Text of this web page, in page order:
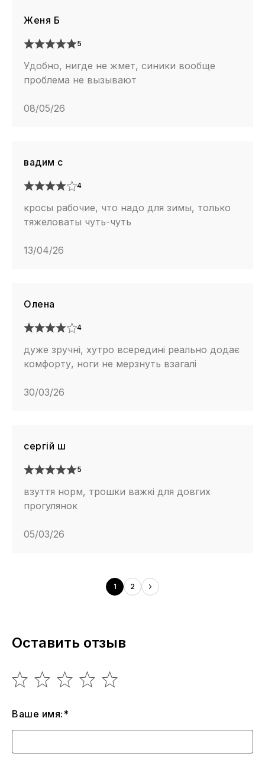
Женя Б
5
Удобно, нигде не жмет, синики вообще
проблема не вызывают
08/05/26
вадим с
4
кросы рабочие, что надо для зимы, только
тяжеловаты чуть-чуть
13/04/26
Олена
4
дуже зручні, хутро всередині реально додає
комфорту, ноги не мерзнуть взагалі
30/03/26
сергій ш
5
взуття норм, трошки важкі для довгих
прогулянок
05/03/26
1 2
Оставить отзыв
Ваше имя:*